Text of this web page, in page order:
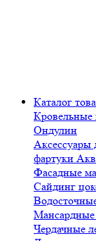
Каталог
Кровельные
Ондулин
Аксессуары
фартуки
Фасадные
Сайдинг
Мансардные
Чердачные